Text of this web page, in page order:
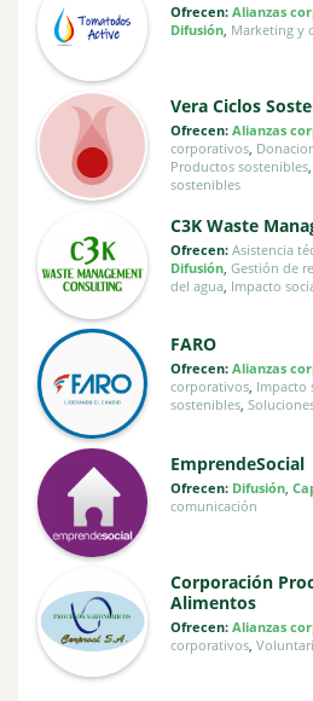
Ofrecen: Alianzas
Difusión, Marketing y
Vera Ciclos
Ofrecen: Alianzas
corporativos,
Productos sostenibles,
sostenibles
C3K Waste
Ofrecen: Asistencia
Difusión, Gestión de
del agua, Impacto
FARO
Ofrecen: Alianzas
corporativos, Impacto
sostenibles,
EmprendeSocial
Ofrecen: Difusión,
comunicación
Corporación
Alimentos
Ofrecen: Alianzas
corporativos,